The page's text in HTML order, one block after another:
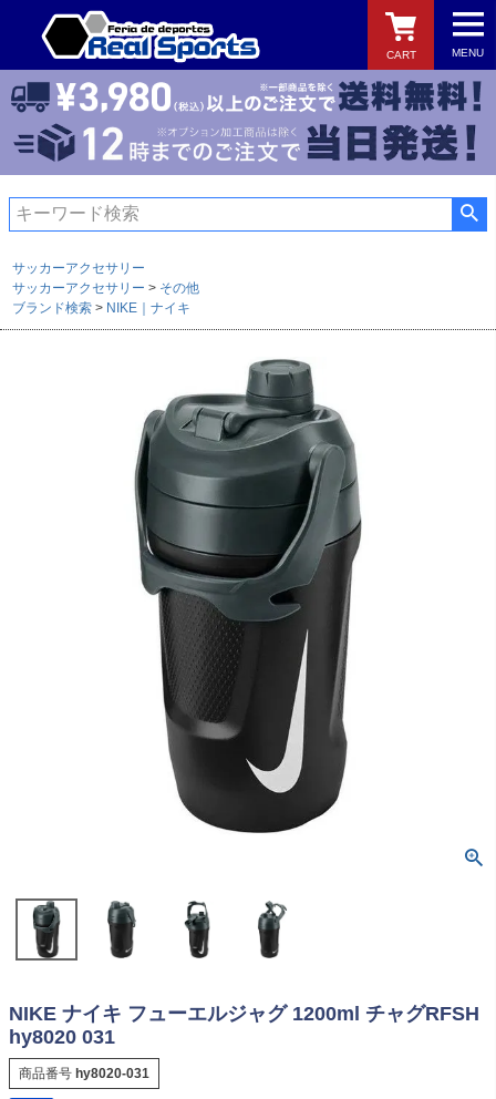
MENU
CART
検索
サッカーアクセサリー
サッカーアクセサリー
その他
ブランド検索
NIKE｜ナイキ
NIKE ナイキ フューエルジャグ 1200ml チャグRFSH
hy8020 031
商品番号 hy8020-031